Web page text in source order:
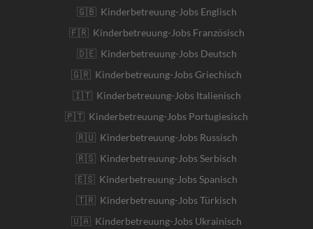
🇬🇧 Kinderbetreuung-Jobs Englisch
🇫🇷 Kinderbetreuung-Jobs Französisch
🇩🇪 Kinderbetreuung-Jobs Deutsch
🇬🇷 Kinderbetreuung-Jobs Griechisch
🇮🇹 Kinderbetreuung-Jobs Italienisch
🇵🇹 Kinderbetreuung-Jobs Portugiesisch
🇷🇺 Kinderbetreuung-Jobs Russisch
🇷🇸 Kinderbetreuung-Jobs Serbisch
🇪🇸 Kinderbetreuung-Jobs Spanisch
🇹🇷 Kinderbetreuung-Jobs Türkisch
🇺🇦 Kinderbetreuung-Jobs Ukrainisch